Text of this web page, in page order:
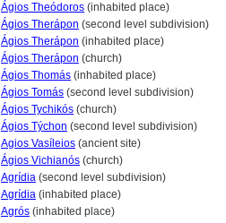
Ágios Theódoros (inhabited place)
Ágios Therápon (second level subdivision)
Ágios Therápon (inhabited place)
Ágios Therápon (church)
Ágios Thomás (inhabited place)
Ágios Tomás (second level subdivision)
Ágios Tychikós (church)
Ágios Týchon (second level subdivision)
Agios Vasíleios (ancient site)
Ágios Vichianós (church)
Agrídia (second level subdivision)
Agrídia (inhabited place)
Agrós (inhabited place)